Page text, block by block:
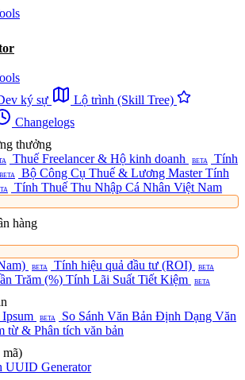
ký sự
Lộ trình (Skill Tree)
Changelogs
thưởng
Thuế Freelancer & Hộ kinh doanh BETA
Tính
BETA Bộ Công Cụ Thuế & Lương MasterTính
Tính Thuế Thu Nhập Cá Nhân Việt Nam
hàng
BETA Tính hiệu quả đầu tư (ROI) BETA
Trăm (%) Tính Lãi Suất Tiết Kiệm BETA
BETA So Sánh Văn Bản Định Dạng Văn
từ & Phân tích văn bản
mã)
UUID Generator